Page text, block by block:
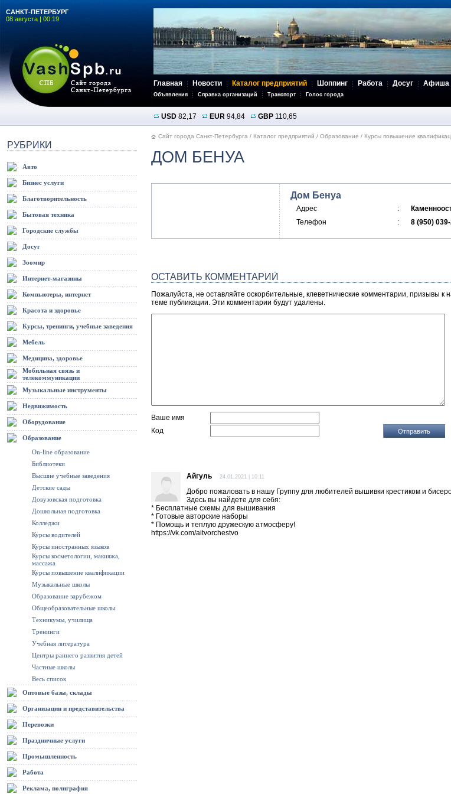
САНКТ-ПЕТЕРБУРГ
08 августа | 00:19
Главная Новости Каталог предприятий Шоппинг Работа Досуг Афиша
Объявления Справка организаций Транспорт Голос города
USD 82,17 EUR 94,84 GBP 110,65
РУБРИКИ
Авто
Бизнес услуги
Благотворительность
Бытовая техника
Городские службы
Досуг
Зоомир
Интернет-магазины
Компьютеры, интернет
Красота и здоровье
Курсы, тренинги, учебные заведения
Мебель
Медицина, здоровье
Мобильная связь и
телекоммуникации
Музыкальные инструменты
Недвижимость
Оборудование
Образование
On-line образование
Библиотеки
Высшие учебные заведения
Детские сады
Довузовская подготовка
Дошкольная подготовка
Колледжи
Курсы водителей
Курсы иностранных языков
Курсы косметологии, макияжа,
массажа
Курсы повышение квалификации
Музыкальные школы
Образование зарубежом
Общеобразовательные школы
Техникумы, училища
Тренинги
Учебная литература
Центры раннего развития детей
Частные школы
Весь список
Оптовые базы, склады
Организации и представительства
Перевозки
Праздничные услуги
Промышленность
Работа
Реклама, полиграфия
Сайт города Санкт-Петербурга / Каталог предприятий / Образование / Курсы повышение
ДОМ БЕНУА
Дом Бенуа
Адрес :
Телефон : 8 (950)
ОСТАВИТЬ КОММЕНТАРИЙ
Пожалуйста, не оставляйте оскорбительные, клеветнические комментарии, призывы
теме публикации. Эти комментарии будут удалены.
Ваше имя
Код
Айгуль 24.01.2021 | 10:11
Добро пожаловать в нашу Группу для любителей вышивки крестиком и
Здесь вы найдете для себя:
* Бесплатные схемы для вышивания
* Готовые авторские наборы
* Помощь и теплую дружескую атмосферу!
https://vk.com/aitvorchestvo